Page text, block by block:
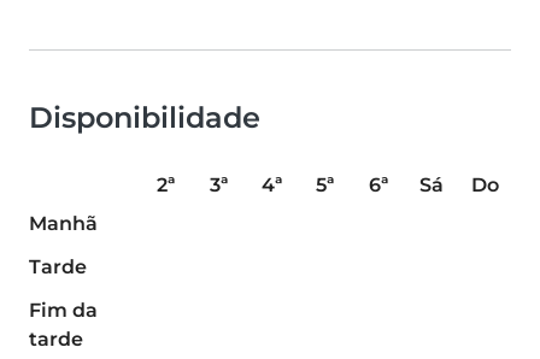
Disponibilidade
2ª 3ª 4ª 5ª 6ª Sá
Do
Manhã
Tarde
Fim da
tarde